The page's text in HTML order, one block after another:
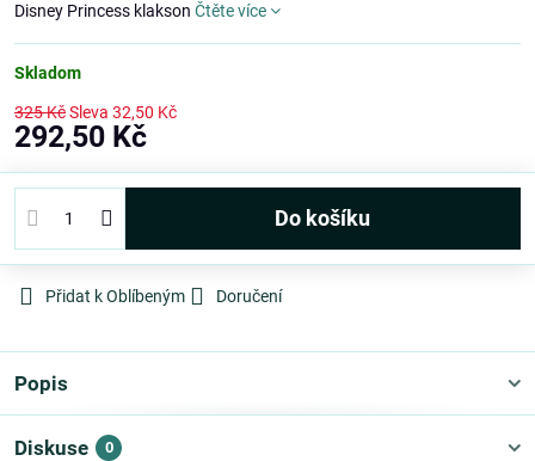
Disney Princess klakson Čtěte více
Skladom
325 KčSleva 32,50 Kč
292,50 Kč
Do košíku
Přidat k Oblíbeným Doručení
Popis
Diskuse 0